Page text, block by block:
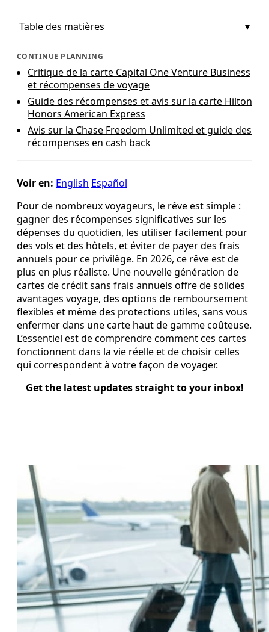
Table des matières
CONTINUE PLANNING
Critique de la carte Capital One Venture Business
et récompenses de voyage
Guide des récompenses et avis sur la carte Hilton
Honors American Express
Avis sur la Chase Freedom Unlimited et guide des
récompenses en cash back
Voir en: English Español
Pour de nombreux voyageurs, le rêve est simple :
gagner des récompenses significatives sur les
dépenses du quotidien, les utiliser facilement pour
des vols et des hôtels, et éviter de payer des frais
annuels pour ce privilège. En 2026, ce rêve est de
plus en plus réaliste. Une nouvelle génération de
cartes de crédit sans frais annuels offre de solides
avantages voyage, des options de remboursement
flexibles et même des protections utiles, sans vous
enfermer dans une carte haut de gamme coûteuse.
L’essentiel est de comprendre comment ces cartes
fonctionnent dans la vie réelle et de choisir celles
qui correspondent à votre façon de voyager.
Get the latest updates straight to your inbox!